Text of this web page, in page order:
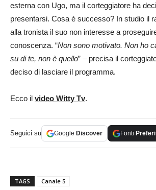
esterna con Ugo, ma il corteggiatore ha
presentarsi. Cosa è successo? In studio il
alla tronista il suo non interesse a
conoscenza. “Non sono motivato. Non ho
su di te, non è quello” – precisa il
deciso di lasciare il programma.
Ecco il video Witty Tv.
Seguici su Google Discover Fonti
TAGS Canale 5